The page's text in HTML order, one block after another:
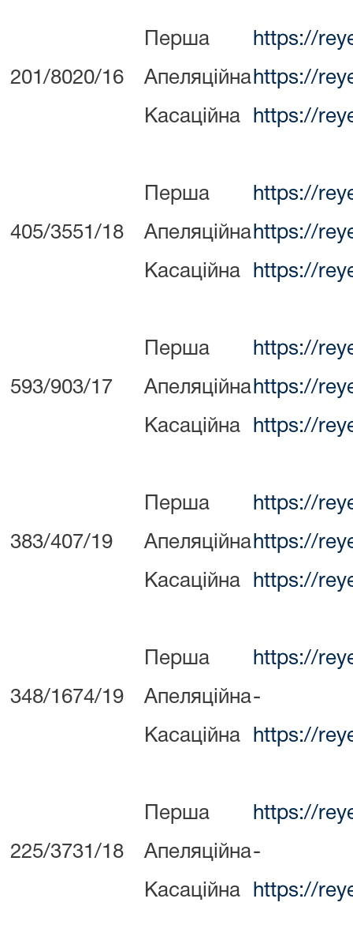
201/8020/16
Перша https://
Апеляційна https://
Касаційна https://
405/3551/18
Перша https://
Апеляційна https://
Касаційна https://
593/903/17
Перша https://
Апеляційна https://
Касаційна https://
383/407/19
Перша https://
Апеляційна https://
Касаційна https://
348/1674/19
Перша https://
Апеляційна-
Касаційна https://
225/3731/18
Перша https://
Апеляційна-
Касаційна https://